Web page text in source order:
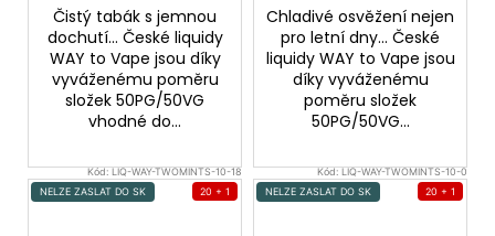
Čistý tabák s jemnou
dochutí... České liquidy
WAY to Vape jsou díky
vyváženému poměru
složek 50PG/50VG
vhodné do...
Chladivé osvěžení nejen
pro letní dny... České
liquidy WAY to Vape jsou
díky vyváženému
poměru složek
50PG/50VG...
Kód:LIQ-WAY-TWOMINTS-10-18
NELZE ZASLAT DO SK
20 + 1
Kód:LIQ-WAY-TWOMINTS-10-0
NELZE ZASLAT DO SK
20 + 1